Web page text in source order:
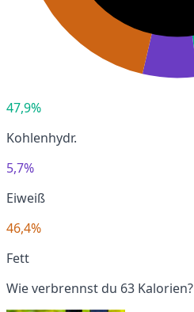
47,9%
Kohlenhydr.
5,7%
Eiweiß
46,4%
Fett
Wie verbrennst du 63 Kalorien?